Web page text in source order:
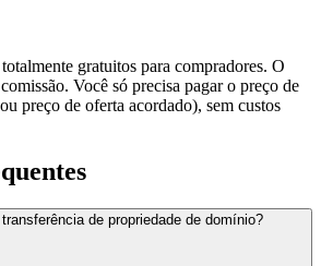
gratuitos para compradores. O
Você só precisa pagar o preço de
preço de oferta acordado), sem custos
de propriedade de domínio?